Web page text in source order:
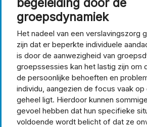
groepsdynamiek
Het nadeel van een verslavingszorg
zijn dat er beperkte individuele
is door de aanwezigheid van
groepssessies kan het lastig zijn om
de persoonlijke behoeften en
individu, aangezien de focus vaak op
geheel ligt. Hierdoor kunnen
gevoel hebben dat hun specifieke
voldoende wordt belicht of dat ze